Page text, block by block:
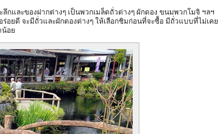
กและของฝากต่างๆ เป็นพวกเมล็ดถั่วต่างๆ ผักดอง ขนมพวกโมจิ ฯลฯ
อยดี จะมีถั่วและผักดองต่างๆ ให้เลือกชิมก่อนที่จะซื้อ มีถั่วแบบที่ไม่เคย
น้อย